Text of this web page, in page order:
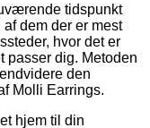
tidspunkt
dem der er mest
hvor det er
passer dig. Metoden
den
Molli Earrings.
hjem til din